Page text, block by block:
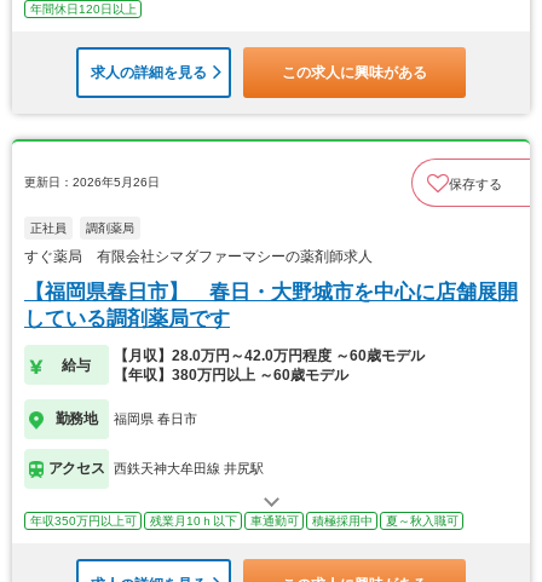
年間休日120日以上
求人の詳細を見る この求人に興味がある
更新日：2026年5月26日 保存する
正社員 調剤薬局
すぐ薬局 有限会社シマダファーマシーの薬剤師求人
【福岡県春日市】 春日・大野城市を中心に店舗展開
している調剤薬局です
給与
【月収】28.0万円～42.0万円程度 ～60歳モデル
【年収】380万円以上 ～60歳モデル
勤務地 福岡県 春日市
アクセス 西鉄天神大牟田線 井尻駅
年収350万円以上可 残業月10ｈ以下 車通勤可 積極採用中 夏～秋入職可